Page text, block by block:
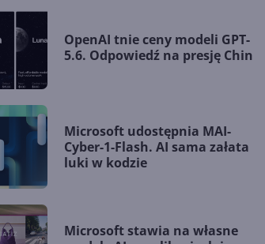
OpenAI tnie ceny modeli GPT-
5.6. Odpowiedź na presję Chin
Microsoft udostępnia MAI-
Cyber-1-Flash. AI sama załata
luki w kodzie
Microsoft stawia na własne